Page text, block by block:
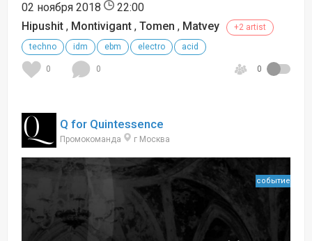
02 ноября 2018
22:00
Hipushit , Montivigant , Tomen , Matvey
+2 artist
techno
idm ebm electro acid
0 0 0
Q for Quintessence
Промокоманда г Москва
событие